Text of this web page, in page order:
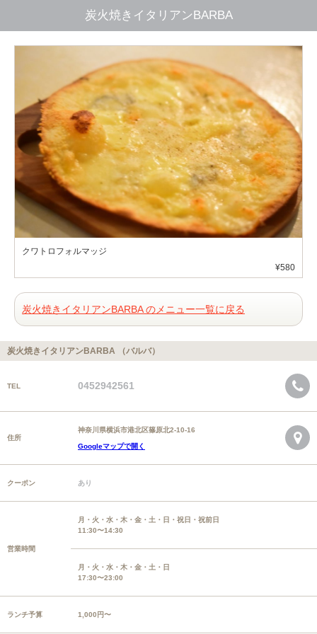
炭火焼きイタリアンBARBA
クワトロフォルマッジ
¥580
炭火焼きイタリアンBARBA のメニュー一覧に戻る
炭火焼きイタリアンBARBA （バルバ）
TEL 0452942561
住所
神奈川県横浜市港北区篠原北2-10-16
Googleマップで開く
クーポン あり
営業時間
月・火・水・木・金・土・日・祝日・祝前日
11:30〜14:30
月・火・水・木・金・土・日
17:30〜23:00
ランチ予算 1,000円〜